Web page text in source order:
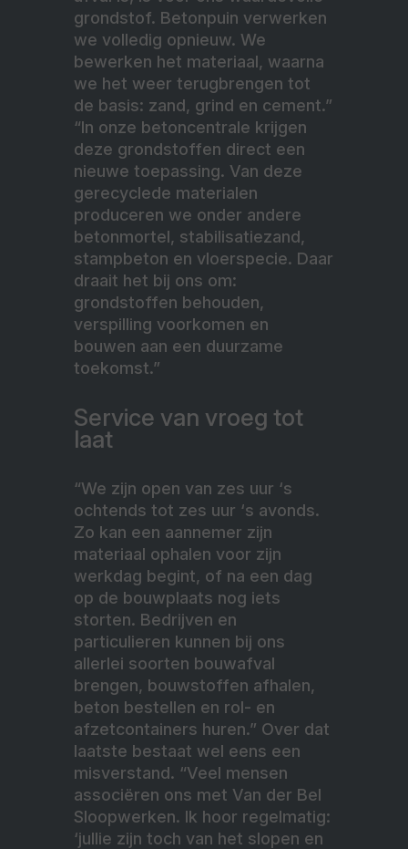
grondstof. Betonpuin verwerken
we volledig opnieuw. We
bewerken het materiaal, waarna
we het weer terugbrengen tot
de basis: zand, grind en cement.”
“In onze betoncentrale krijgen
deze grondstoffen direct een
nieuwe toepassing. Van deze
gerecyclede materialen
produceren we onder andere
betonmortel, stabilisatiezand,
stampbeton en vloerspecie. Daar
draait het bij ons om:
grondstoffen behouden,
verspilling voorkomen en
bouwen aan een duurzame
toekomst.”
Service van vroeg tot
laat
“We zijn open van zes uur ‘s
ochtends tot zes uur ‘s avonds.
Zo kan een aannemer zijn
materiaal ophalen voor zijn
werkdag begint, of na een dag
op de bouwplaats nog iets
storten. Bedrijven en
particulieren kunnen bij ons
allerlei soorten bouwafval
brengen, bouwstoffen afhalen,
beton bestellen en rol- en
afzetcontainers huren.” Over dat
laatste bestaat wel eens een
misverstand. “Veel mensen
associëren ons met Van der Bel
Sloopwerken. Ik hoor regelmatig:
‘jullie zijn toch van het slopen en